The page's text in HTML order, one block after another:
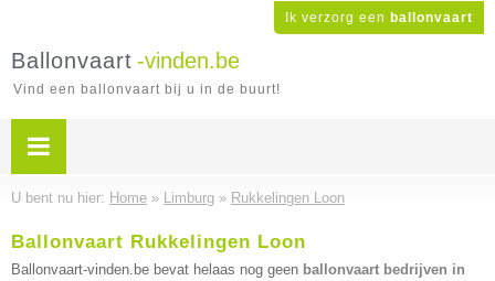
Ik verzorg een ballonvaart
Ballonvaart -vinden.be
Vind een ballonvaart bij u in de buurt!
U bent nu hier: Home » Limburg » Rukkelingen Loon
Ballonvaart Rukkelingen Loon
Ballonvaart-vinden.be bevat helaas nog geen ballonvaart bedrijven in